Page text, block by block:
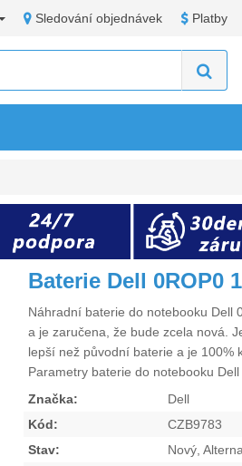
Sledování objednávek Platby
Baterie Dell 0ROP0
Náhradní baterie do notebooku Dell
a je zaručena, že bude zcela nová.
lepší než původní baterie a je 100%
Parametry baterie do notebooku
Značka:
Dell
Kód:
CZB9783
Stav:
Nový,